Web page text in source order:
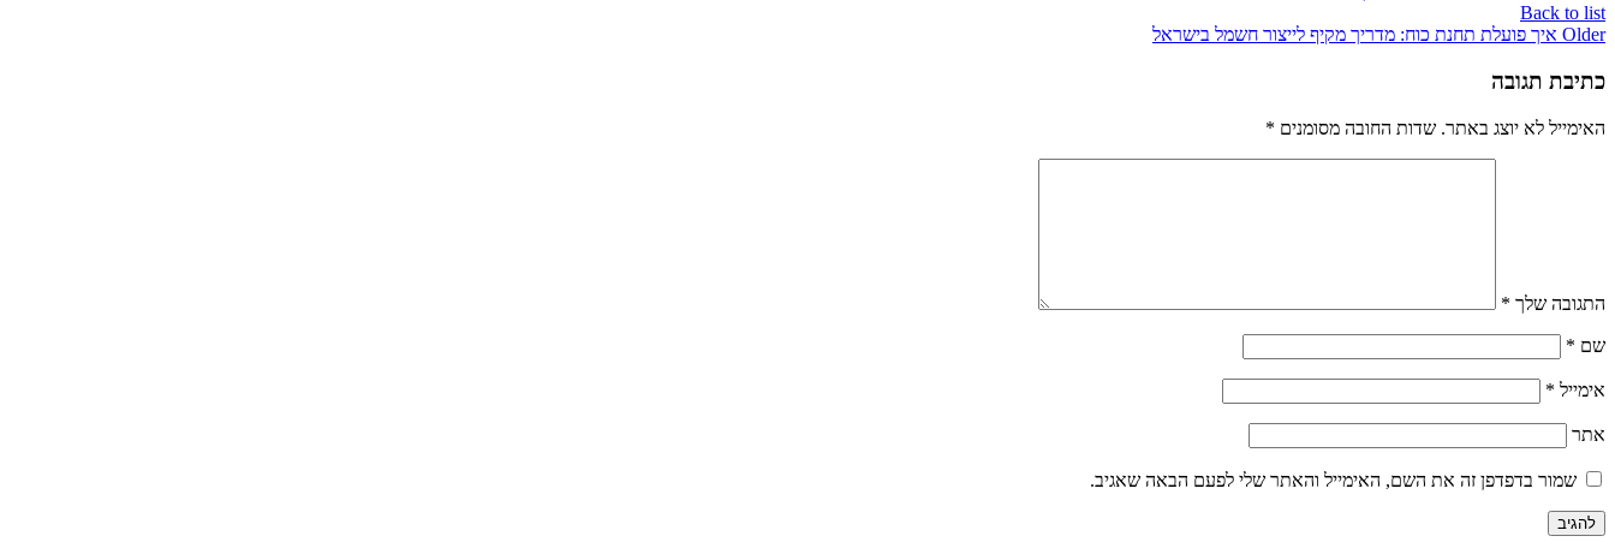
Back to list
Older איך פועלת תחנת כוח: מדריך מקיף לייצור חשמל בישראל
כתיבת תגובה
האימייל לא יוצג באתר. שדות החובה מסומנים *
התגובה שלך *
שם *
אימייל *
אתר
שמור בדפדפן זה את השם, האימייל והאתר שלי לפעם הבאה שאגיב.